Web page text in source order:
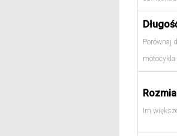
Porównaj
motocykla
Im